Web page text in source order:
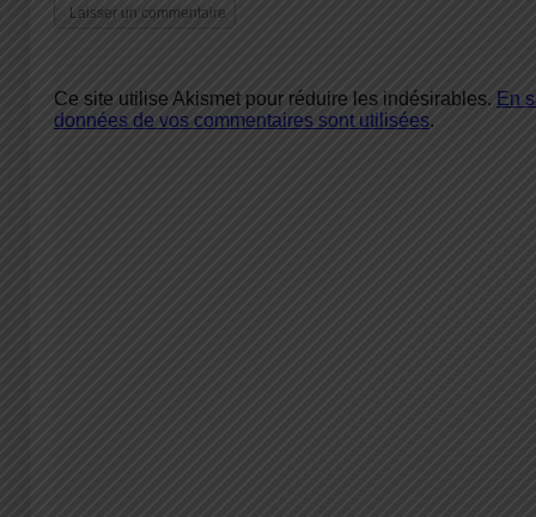
Ce site utilise Akismet pour réduire les indésirables. En
données de vos commentaires sont utilisées.